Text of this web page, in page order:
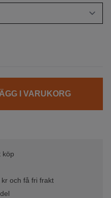
I VARUKORG
köp
och få fri frakt